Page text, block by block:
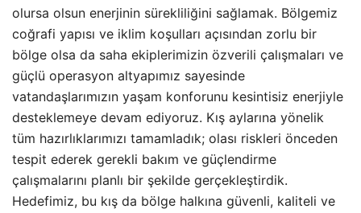
olursa olsun enerjinin sürekliliğini sağlamak. Bölgemiz
coğrafi yapısı ve iklim koşulları açısından zorlu bir
bölge olsa da saha ekiplerimizin özverili çalışmaları ve
güçlü operasyon altyapımız sayesinde
vatandaşlarımızın yaşam konforunu kesintisiz enerjiyle
desteklemeye devam ediyoruz. Kış aylarına yönelik
tüm hazırlıklarımızı tamamladık; olası riskleri önceden
tespit ederek gerekli bakım ve güçlendirme
çalışmalarını planlı bir şekilde gerçekleştirdik.
Hedefimiz, bu kış da bölge halkına güvenli, kaliteli ve